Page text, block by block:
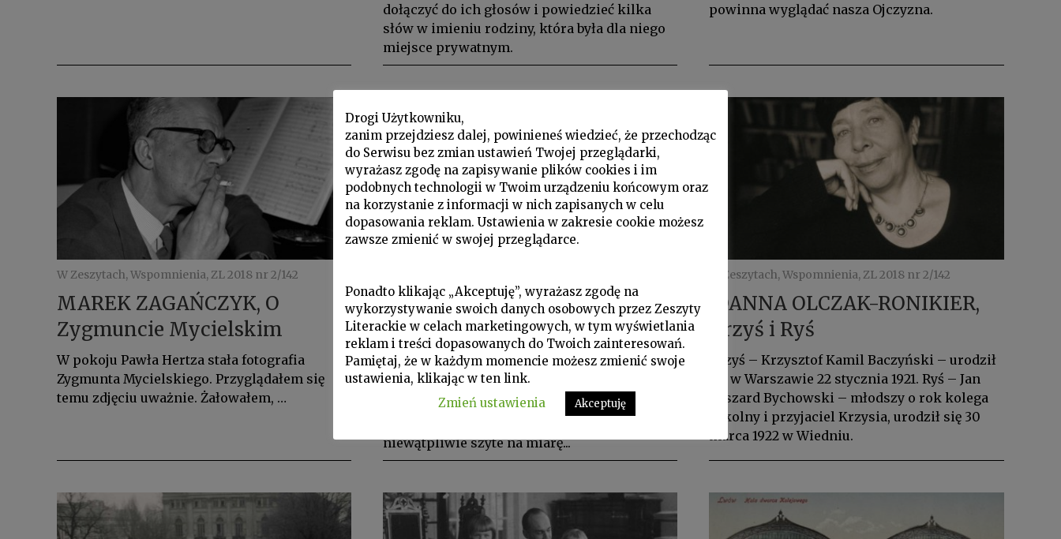
dołączyć do ich głosów i powiedzieć kilka
słów w imieniu rodziny, która była dla niego
miejsce prywatnym.
powinna wyglądać nasza Ojczyzna.
W Zeszytach, Wspomnienia, ZL 2018 nr 2/142
MAREK ZAGAŃCZYK, O
Zygmuncie Mycielskim
W pokoju Pawła Hertza stała fotografia
Zygmunta Mycielskiego. Przyglądałem się
temu zdjęciu uważnie. Żałowałem, …
MARIA IWASZKIEWICZ,
Portrety: Antoni Słonimski,
Antoni Sobański
Słonimski był niesłychanie elegancki, zawsze
dbał o strój, a ponieważ był szczupły i dobrej
niewątpliwie szyte na miarę...
W Zeszytach, Wspomnienia, ZL 2018 nr 2/142
JOANNA OLCZAK-RONIKIER,
Krzyś i Ryś
Krzyś – Krzysztof Kamil Baczyński – urodził
się w Warszawie 22 stycznia 1921. Ryś – Jan
Ryszard Bychowski – młodszy o rok kolega
szkolny i przyjaciel Krzysia, urodził się 30
marca 1922 w Wiedniu.
Drogi Użytkowniku,
zanim przejdziesz dalej, powinieneś wiedzieć, że przechodząc
do Serwisu bez zmian ustawień Twojej przeglądarki,
wyrażasz zgodę na zapisywanie plików cookies i im
podobnych technologii w Twoim urządzeniu końcowym oraz
na korzystanie z informacji w nich zapisanych w celu
dopasowania reklam. Ustawienia w zakresie cookie możesz
zawsze zmienić w swojej przeglądarce.
Ponadto klikając „Akceptuję”, wyrażasz zgodę na
wykorzystywanie swoich danych osobowych przez Zeszyty
Literackie w celach marketingowych, w tym wyświetlania
reklam i treści dopasowanych do Twoich zainteresowań.
Pamiętaj, że w każdym momencie możesz zmienić swoje
ustawienia, klikając w ten link.
Zmień ustawienia
Akceptuję